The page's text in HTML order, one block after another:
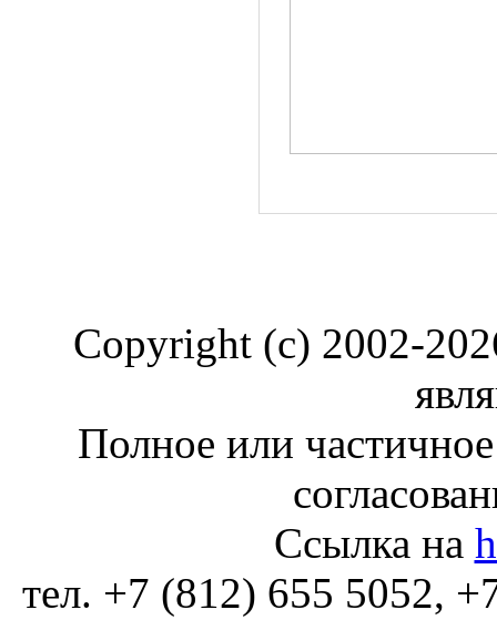
Copyright (c) 2002-
Полное или
Ссылка на
тел. +7 (812) 655 5052,